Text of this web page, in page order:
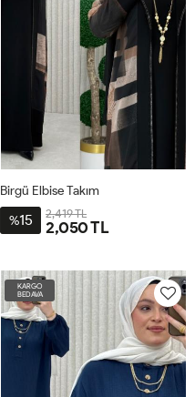
56
Birgü Elbise Takım
%15 2,419 TL
2,050 TL
KARGO
BEDAVA